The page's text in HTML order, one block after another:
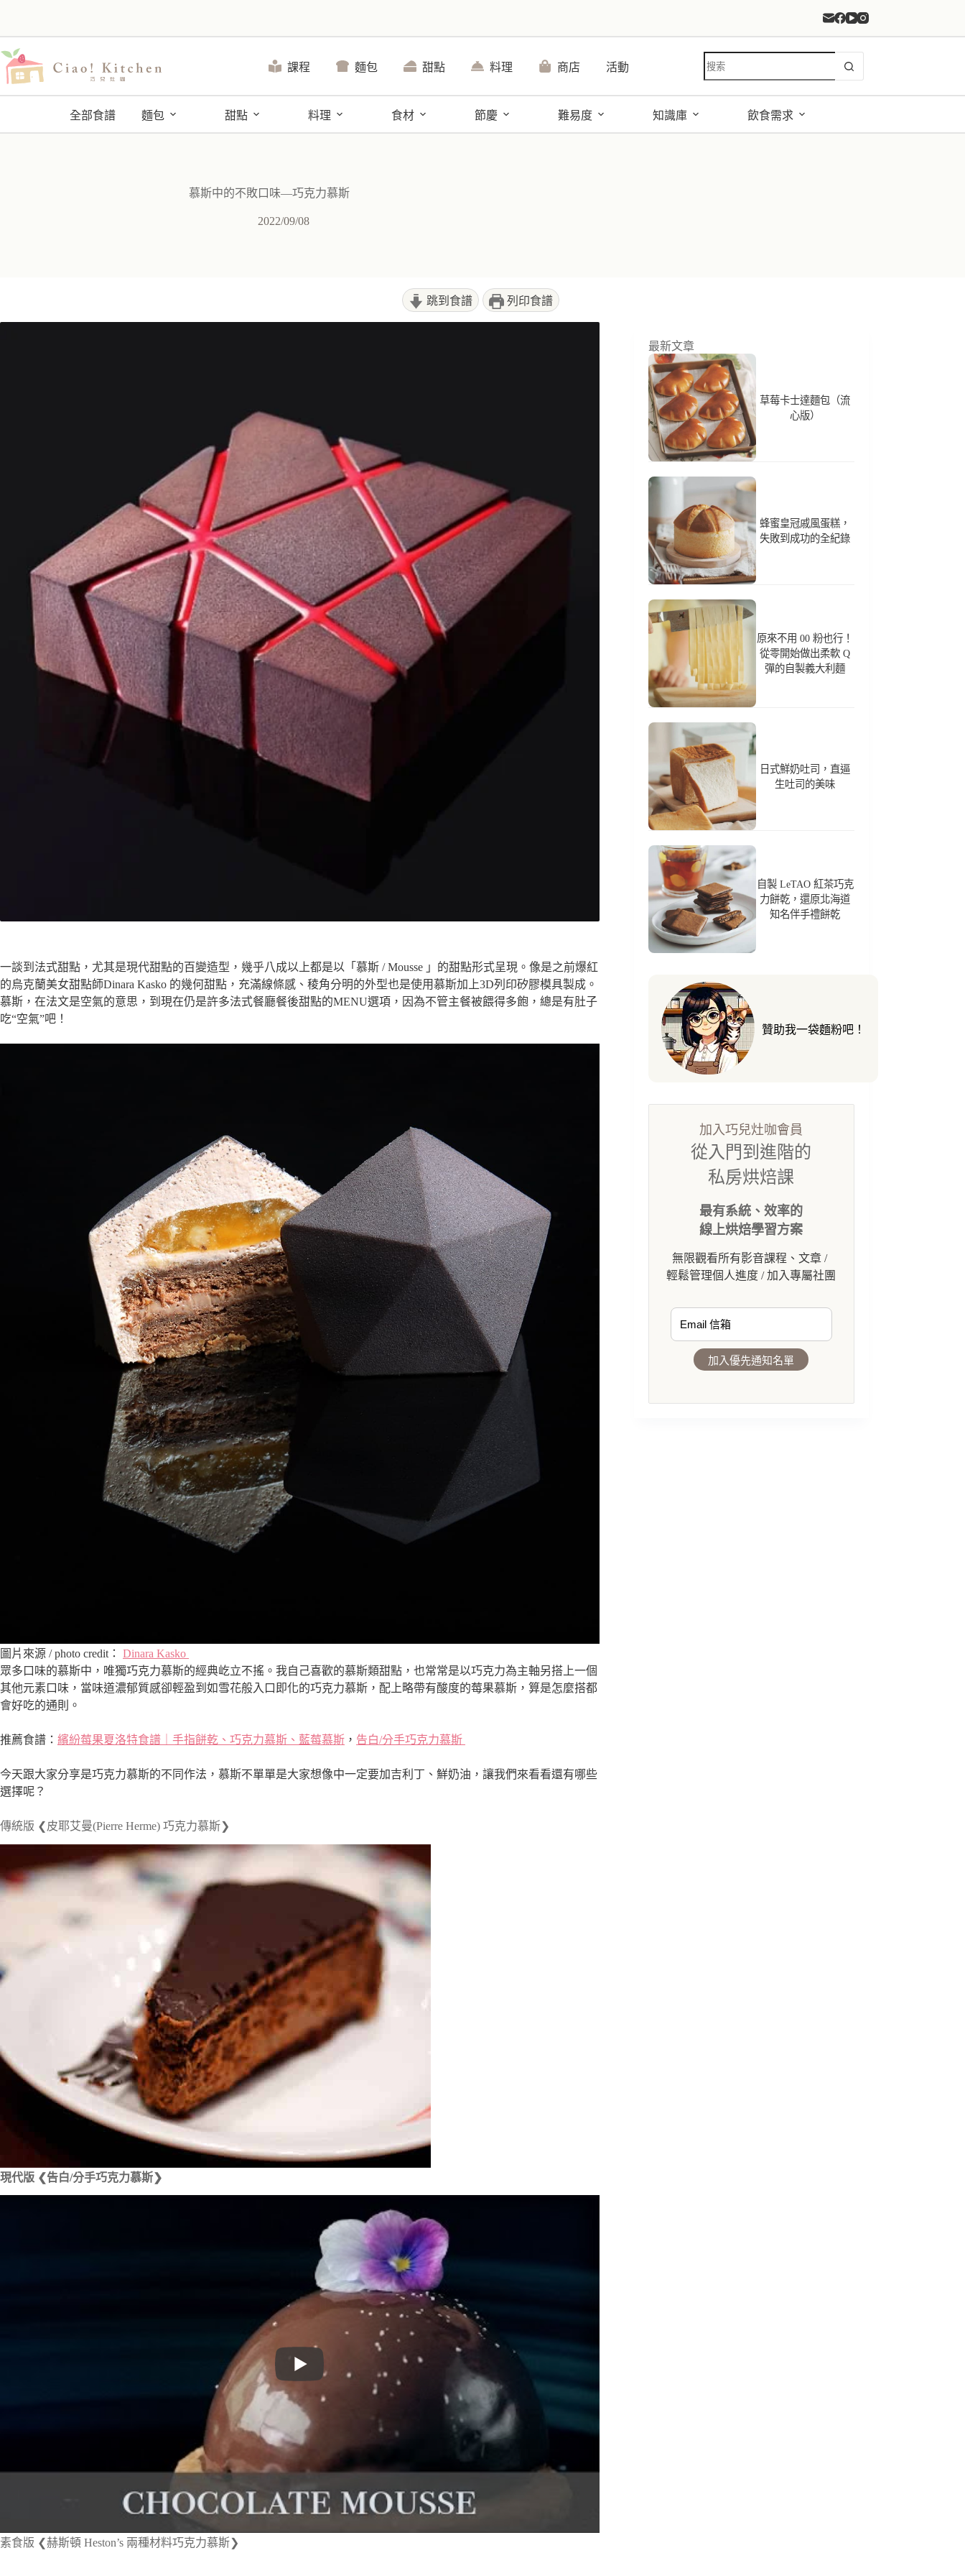
要
內
容
課程 麵包 甜點 料理 商店 活動
找
不
到
合
全部食譜 麵包 甜點 料理 食材 節慶 難易度 知識庫 飲食需求
慕斯中的不敗口味—巧克力慕斯
2022/09/08
跳到食譜 列印食譜
一談到法式甜點，尤其是現代甜點的百變造型，幾乎八成以上都是以「慕斯 / Mousse 」的甜點形式呈現。像是之前爆紅
的烏克蘭美女甜點師Dinara Kasko 的幾何甜點，充滿線條感、稜角分明的外型也是使用慕斯加上3D列印矽膠模具製成。
慕斯，在法文是空氣的意思，到現在仍是許多法式餐廳餐後甜點的MENU選項，因為不管主餐被餵得多飽，總是有肚子
吃“空氣”吧！
圖片來源 / photo credit： Dinara Kasko
眾多口味的慕斯中，唯獨巧克力慕斯的經典屹立不搖。我自己喜歡的慕斯類甜點，也常常是以巧克力為主軸另搭上一個
其他元素口味，當味道濃郁質感卻輕盈到如雪花般入口即化的巧克力慕斯，配上略帶有酸度的莓果慕斯，算是怎麼搭都
會好吃的通則。
推薦食譜： 繽紛莓果夏洛特食譜｜手指餅乾、巧克力慕斯、藍莓慕斯 ， 告白/分手巧克力慕斯
今天跟大家分享是巧克力慕斯的不同作法，慕斯不單單是大家想像中一定要加吉利丁、鮮奶油，讓我們來看看還有哪些
選擇呢？
傳統版 ❮皮耶艾曼(Pierre Herme) 巧克力慕斯❯
現代版 ❮告白/分手巧克力慕斯❯
素食版 ❮赫斯頓 Heston’s 兩種材料巧克力慕斯❯
最新文章
草莓卡士達麵包（流
心版）
蜂蜜皇冠戚風蛋糕，
失敗到成功的全紀錄
原來不用 00 粉也行！
從零開始做出柔軟 Q
彈的自製義大利麵
日式鮮奶吐司，直逼
生吐司的美味
自製 LeTAO 紅茶巧克
力餅乾，還原北海道
知名伴手禮餅乾
贊助我一袋麵粉吧！
加入巧兒灶咖會員
從入門到進階的
私房烘焙課
最有系統、效率的
線上烘焙學習方案
無限觀看所有影音課程、文章 /
輕鬆管理個人進度 / 加入專屬社團
加入優先通知名單